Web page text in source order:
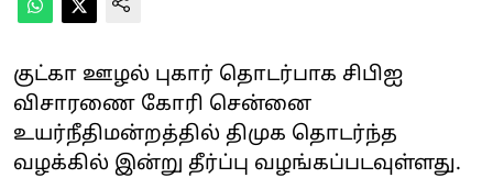
குட்கா ஊழல் புகார் தொடர்பாக சிபிஐ
விசாரணை கோரி சென்னை
உயர்நீதிமன்றத்தில் திமுக தொடர்ந்த
வழக்கில் இன்று தீர்ப்பு வழங்கப்படவுள்ளது.